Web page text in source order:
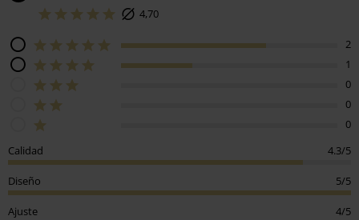
4,70
2
1
0
0
0
Calidad
4.3/5
Diseño 5/5
Ajuste 4/5